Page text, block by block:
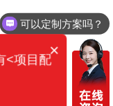
可以定制方案吗？
你们电话多少？
×
<项目配